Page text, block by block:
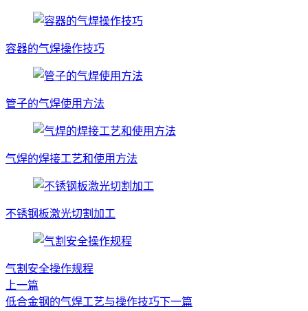
容器的气焊操作技巧
管子的气焊使用方法
气焊的焊接工艺和使用方法
不锈钢板激光切割加工
气割安全操作规程
上一篇
低合金钢的气焊工艺与操作技巧下一篇